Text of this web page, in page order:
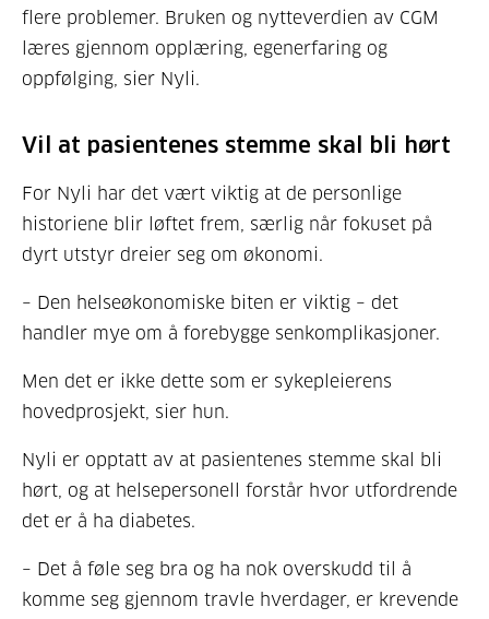
flere problemer. Bruken og nytteverdien av CGM
læres gjennom opplæring, egenerfaring og
oppfølging, sier Nyli.
Vil at pasientenes stemme skal bli hørt
For Nyli har det vært viktig at de personlige
historiene blir løftet frem, særlig når fokuset på
dyrt utstyr dreier seg om økonomi.
– Den helseøkonomiske biten er viktig – det
handler mye om å forebygge senkomplikasjoner.
Men det er ikke dette som er sykepleierens
hovedprosjekt, sier hun.
Nyli er opptatt av at pasientenes stemme skal bli
hørt, og at helsepersonell forstår hvor utfordrende
det er å ha diabetes.
– Det å føle seg bra og ha nok overskudd til å
komme seg gjennom travle hverdager, er krevende